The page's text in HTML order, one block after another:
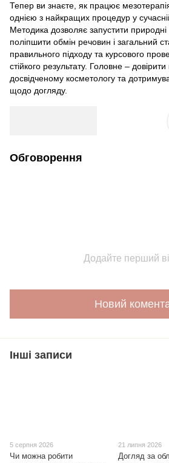
Тепер ви знаєте, як працює
однією з найкращих процедур у
Методика дозволяє запустити
поліпшити обмін речовин і загальний
правильного підходу та курсового
стійкого результату. Головне –
досвідченому косметологу та
щодо догляду.
Обговорення
Додайте перший
Новий
Інші записи
5 серпня 2026
Чи можна робити
21 липня 2026
Догляд за